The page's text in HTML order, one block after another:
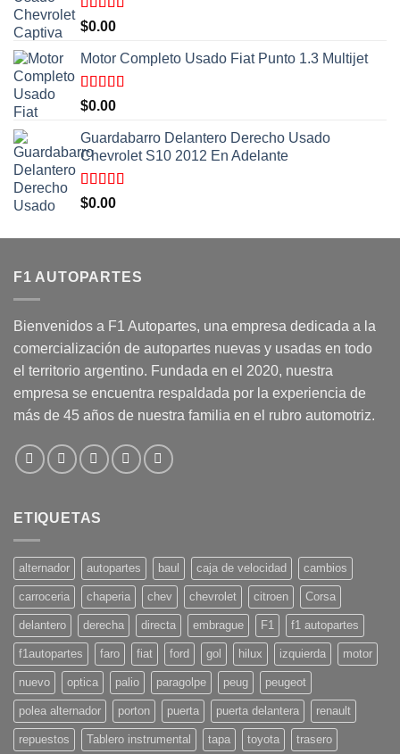
Valorado
con
5
$0.00
Motor Completo Usado Fiat Punto 1.3 Multijet
Valorado
con
5
$0.00
Guardabarro Delantero Derecho Usado
Chevrolet S10 2012 En Adelante
Valorado
con
$0.00
F1 AUTOPARTES
Bienvenidos a F1 Autopartes, una empresa dedicada a la
comercialización de autopartes nuevas y usadas en todo
el territorio argentino. Fundada en el 2020, nuestra
empresa se encuentra respaldada por la experiencia de
más de 45 años de nuestra familia en el rubro automotriz.
ETIQUETAS
alternador autopartes baul caja de velocidad cambios
carroceria chaperia chev chevrolet citroen Corsa
delantero derecha directa embrague F1 f1 autopartes
f1autopartes faro fiat ford gol hilux izquierda motor
nuevo optica palio paragolpe peug peugeot
polea alternador porton puerta puerta delantera renault
repuestos Tablero instrumental tapa toyota trasero